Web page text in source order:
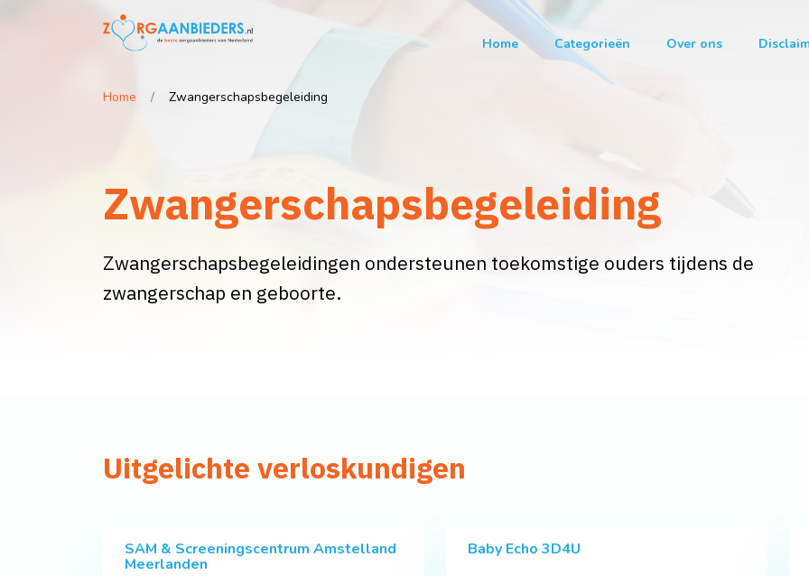
Home Categorieën Over ons
Home Zwangerschapsbegeleiding
Zwangerschapsbegeleiding
Zwangerschapsbegeleidingen ondersteunen toekomstige ouders tijdens de
zwangerschap en geboorte.
Uitgelichte verloskundigen
SAM & Screeningscentrum Amstelland
Meerlanden
Baby Echo 3D4U